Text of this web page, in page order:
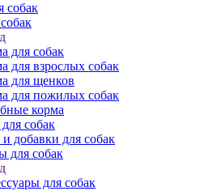
собак
для собак
для взрослых собак
для щенков
для пожилых собак
корма
собак
добавки для собак
для собак
для собак